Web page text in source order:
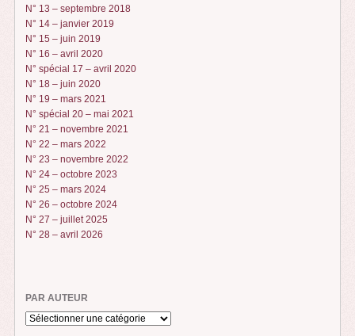
N° 13 – septembre 2018
N° 14 – janvier 2019
N° 15 – juin 2019
N° 16 – avril 2020
N° spécial 17 – avril 2020
N° 18 – juin 2020
N° 19 – mars 2021
N° spécial 20 – mai 2021
N° 21 – novembre 2021
N° 22 – mars 2022
N° 23 – novembre 2022
N° 24 – octobre 2023
N° 25 – mars 2024
N° 26 – octobre 2024
N° 27 – juillet 2025
N° 28 – avril 2026
PAR AUTEUR